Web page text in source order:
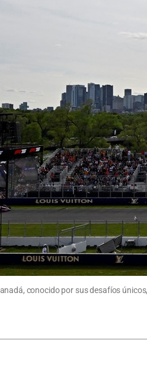
conocido por sus desafíos